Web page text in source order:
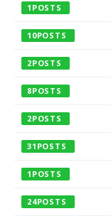
1
10
2
8
2
31
1
24